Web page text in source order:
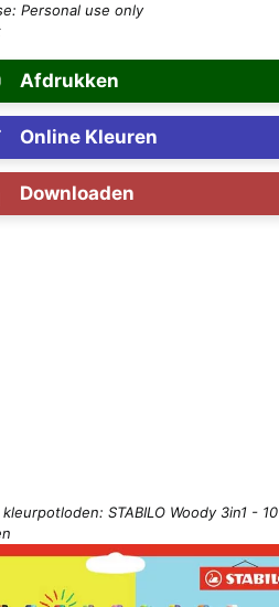
Personal use only
Afdrukken
Online Kleuren
Downloaden
STABILO Woody 3in1 - 10